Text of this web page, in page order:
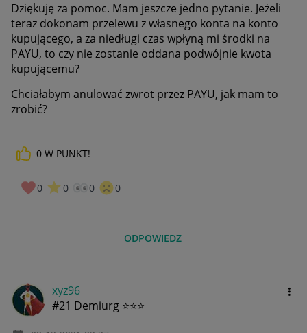
Dziękuję za pomoc. Mam jeszcze jedno pytanie. Jeżeli
teraz dokonam przelewu z własnego konta na konto
kupującego, a za niedługi czas wpłyną mi środki na
PAYU, to czy nie zostanie oddana podwójnie kwota
kupującemu?
Chciałabym anulować zwrot przez PAYU, jak mam to
zrobić?
0 W PUNKT!
0 0 0 0
ODPOWIEDZ
xyz96
#21 Demiurg ⭐⭐⭐